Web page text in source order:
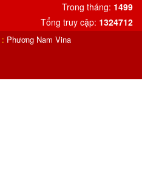
Trong tháng: 1499
Tổng truy cập: 1324712
: Phương Nam Vina